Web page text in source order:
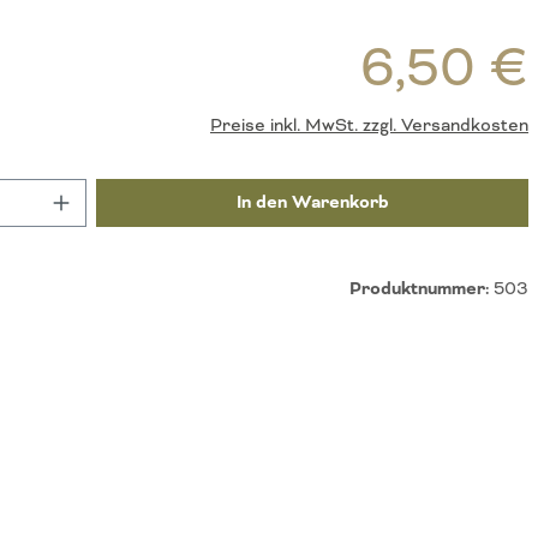
6,50 €
Preise inkl. MwSt. zzgl. Versandkosten
Gib den gewünschten Wert ein
In den Warenkorb
Produktnummer: 503